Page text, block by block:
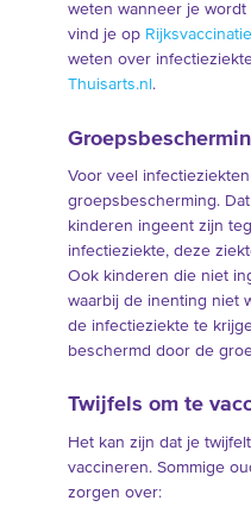
weten wanneer je wordt
vind je op
weten over
Thuisarts.nl .
Voor veel
groepsbescherming.
kinderen ingeent zijn
infectieziekte, deze
Ook kinderen die niet
waarbij de inenting niet
de infectieziekte te
beschermd door de
Twijfels om te
Het kan zijn dat je
vaccineren. Sommige
zorgen over: